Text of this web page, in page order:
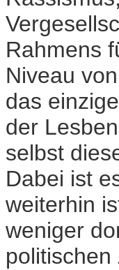
Rahmens
Niveau
das
der
selbst
Dabei ist
weiterhin
weniger